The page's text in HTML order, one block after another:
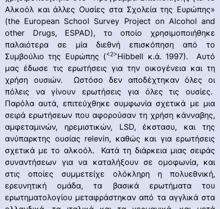
Αλκοόλ και άλλες Ουσίες στα Σχολεία της Ευρώπης»
(the European School Survey Project on Alcohol and
other Drugs, ESPAD), το οποίο χρησιμοποιήθηκε
παλαιότερα σε μία διεθνή επισκόπηση από το
Συμβούλιο της Ευρώπης (<2>Hibbell κ.ά. 1997). Αυτό
μας έδωσε τις ερωτήσεις για την οικογένεια και τη
χρήση ουσιών. Ωστόσο δεν αποδέχτηκαν όλες οι
πόλεις να γίνουν ερωτήσεις για όλες τις ουσίες.
Παρόλα αυτά, επιτεύχθηκε συμφωνία σχετικά με μια
σειρά ερωτήσεων που αφορούσαν τη χρήση κάνναβης,
αμφεταμινών, ηρεμιστικών, LSD, έκστασυ, και της
ανύπαρκτης ουσίας relevin, καθώς και για ερωτήσεις
σχετικά με το αλκοόλ. Κατά τη διάρκεια μιας σειράς
συναντήσεων για να καταλήξουν σε ομοφωνία, και
στις οποίες συμμετείχε ολόκληρη η πολυεθνική,
ερευνητική ομάδα, τα βασικά ερωτήματα του
ερωτηματολογίου μεταφράστηκαν από τα αγγλικά στα